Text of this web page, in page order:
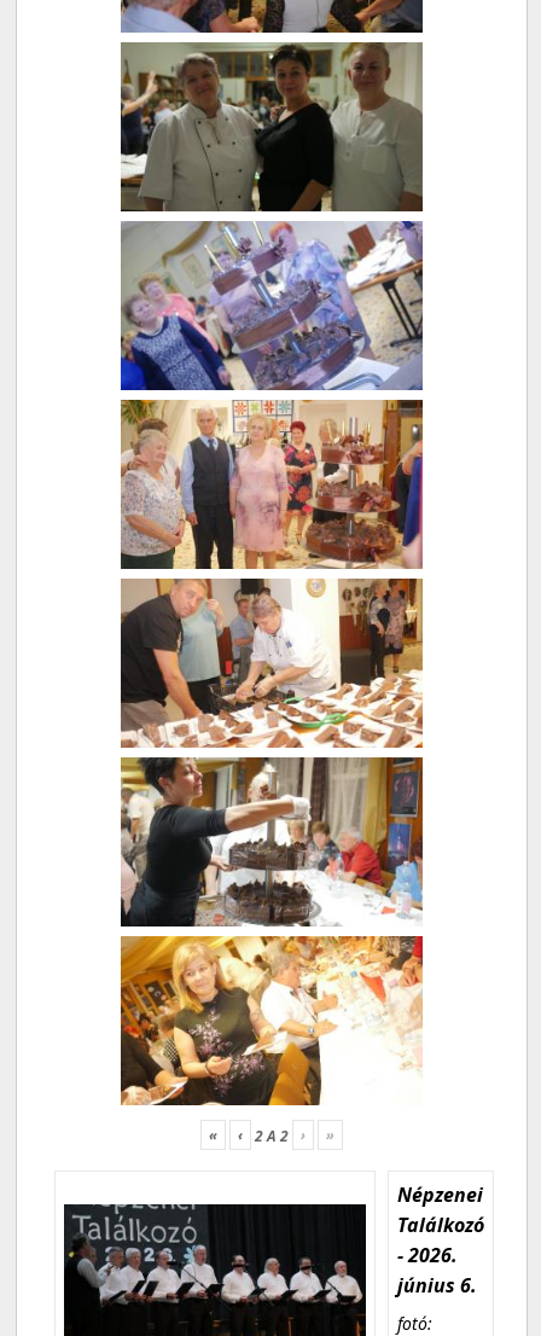
« ‹ 2A2 › »
Népzenei
Találkozó
- 2026.
június 6.
fotó: